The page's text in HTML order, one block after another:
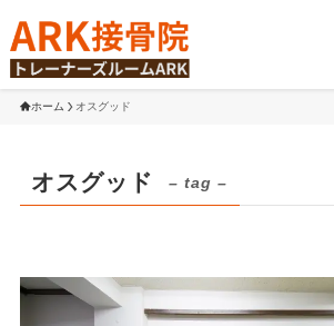
ホーム オスグッド
オスグッド – tag –